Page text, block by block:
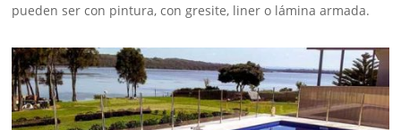
pueden ser con pintura, con gresite, liner o lámina armada.